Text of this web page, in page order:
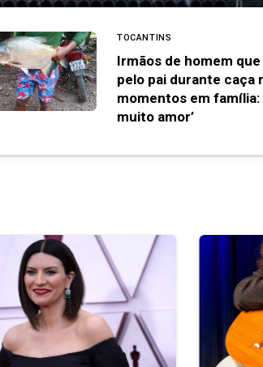
TOCANTINS
Irmãos de homem
pelo pai durante caça
momentos em família:
muito amor’